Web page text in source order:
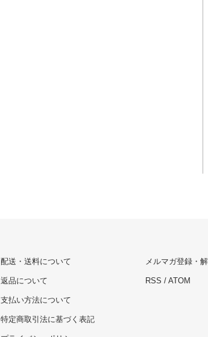
配送・送料について
返品について
支払い方法について
特定商取引法に基づく表記
メルマガ登録・
RSS / ATOM